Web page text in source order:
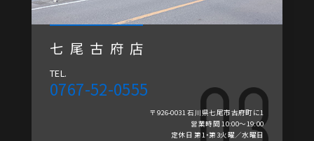
七尾古府店
TEL.
0767-52-0555
〒926-0031 石川県七尾市古府町に1
営業時間 10:00～19:00
定休日 第1・第3火曜／水曜日